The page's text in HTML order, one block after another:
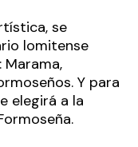
se
lomitense
Y para
elegirá a la